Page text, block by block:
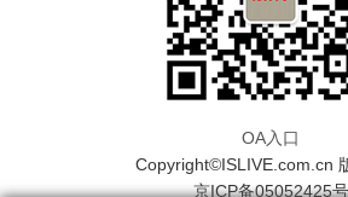
OA入口
Copyright©ISLIVE.com.cn
京ICP备05052425号